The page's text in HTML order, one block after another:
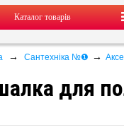
Каталог товарів
→ Сантехніка №❶ →
для